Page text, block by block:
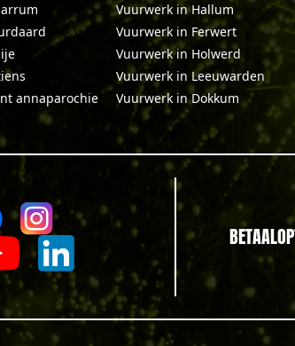
Vuurwerk in Hallum
Vuurwerk in Ferwert
Vuurwerk in Holwerd
Vuurwerk in Leeuwarden
annaparochie
Vuurwerk in Dokkum